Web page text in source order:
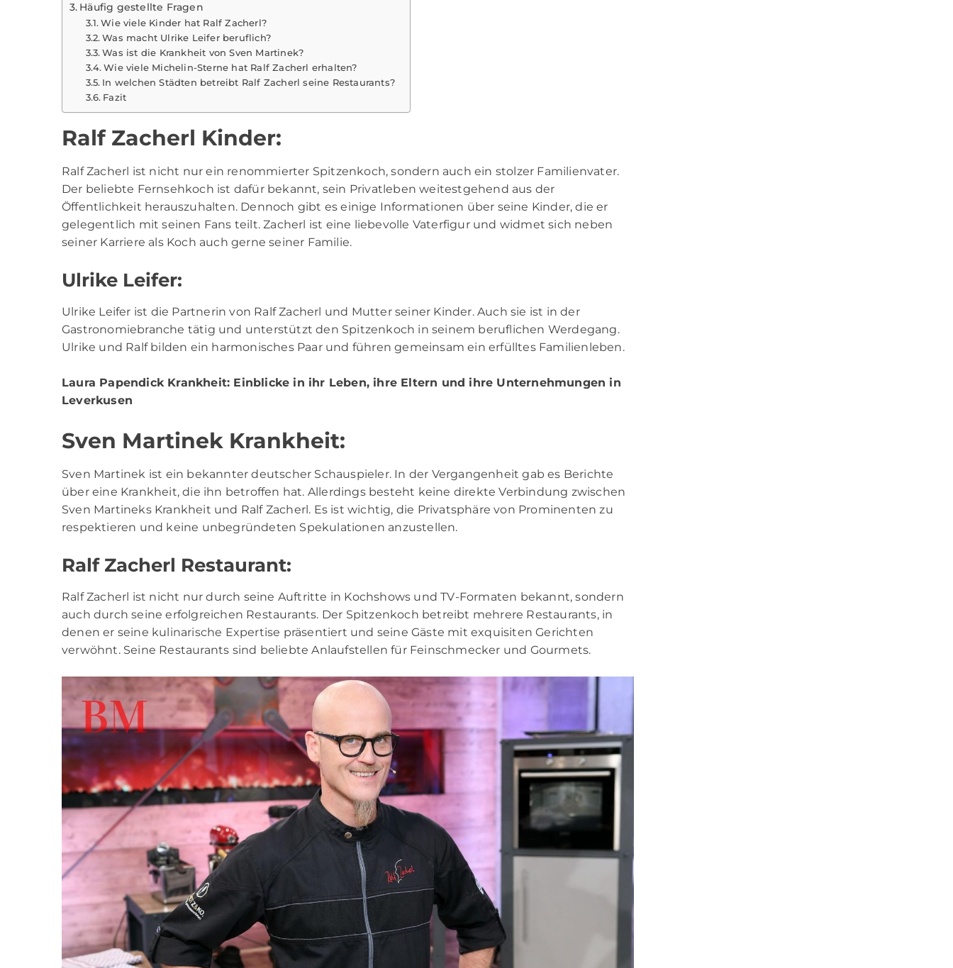
Häufig gestellte Fragen
Wie viele Kinder hat Ralf Zacherl?
Was macht Ulrike Leifer beruflich?
Was ist die Krankheit von Sven Martinek?
Wie viele Michelin-Sterne hat Ralf Zacherl erhalten?
In welchen Städten betreibt Ralf Zacherl seine Restaurants?
Fazit
Ralf Zacherl Kinder:
Ralf Zacherl ist nicht nur ein renommierter Spitzenkoch, sondern auch ein stolzer Familienvater.
Der beliebte Fernsehkoch ist dafür bekannt, sein Privatleben weitestgehend aus der
Öffentlichkeit herauszuhalten. Dennoch gibt es einige Informationen über seine Kinder, die er
gelegentlich mit seinen Fans teilt. Zacherl ist eine liebevolle Vaterfigur und widmet sich neben
seiner Karriere als Koch auch gerne seiner Familie.
Ulrike Leifer:
Ulrike Leifer ist die Partnerin von Ralf Zacherl und Mutter seiner Kinder. Auch sie ist in der
Gastronomiebranche tätig und unterstützt den Spitzenkoch in seinem beruflichen Werdegang.
Ulrike und Ralf bilden ein harmonisches Paar und führen gemeinsam ein erfülltes Familienleben.
Laura Papendick Krankheit: Einblicke in ihr Leben, ihre Eltern und ihre Unternehmungen in
Leverkusen
Sven Martinek Krankheit:
Sven Martinek ist ein bekannter deutscher Schauspieler. In der Vergangenheit gab es Berichte
über eine Krankheit, die ihn betroffen hat. Allerdings besteht keine direkte Verbindung zwischen
Sven Martineks Krankheit und Ralf Zacherl. Es ist wichtig, die Privatsphäre von Prominenten zu
respektieren und keine unbegründeten Spekulationen anzustellen.
Ralf Zacherl Restaurant:
Ralf Zacherl ist nicht nur durch seine Auftritte in Kochshows und TV-Formaten bekannt, sondern
auch durch seine erfolgreichen Restaurants. Der Spitzenkoch betreibt mehrere Restaurants, in
denen er seine kulinarische Expertise präsentiert und seine Gäste mit exquisiten Gerichten
verwöhnt. Seine Restaurants sind beliebte Anlaufstellen für Feinschmecker und Gourmets.